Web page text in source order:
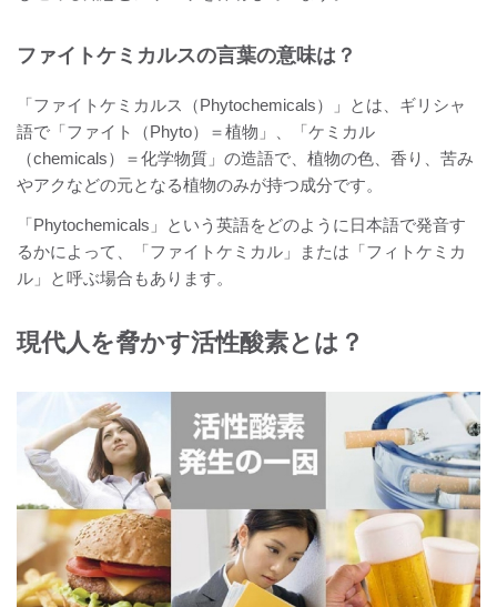
ファイトケミカルスの言葉の意味は？
「ファイトケミカルス（Phytochemicals）」とは、ギリシャ
語で「ファイト（Phyto）＝植物」、「ケミカル
（chemicals）＝化学物質」の造語で、植物の色、香り、苦み
やアクなどの元となる植物のみが持つ成分です。
「Phytochemicals」という英語をどのように日本語で発音す
るかによって、「ファイトケミカル」または「フィトケミカ
ル」と呼ぶ場合もあります。
現代人を脅かす活性酸素とは？